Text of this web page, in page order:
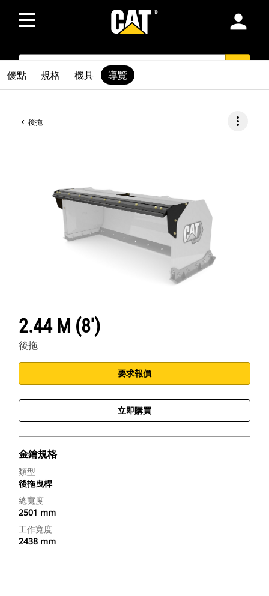
person
SEARCH
後拖 more_vert
2.44 M (8')
後拖
要求報價
立即購買
金鑰規格
類型
後拖曳桿
總寬度
2501 mm
工作寬度
2438 mm
優點 規格 機具 導覽